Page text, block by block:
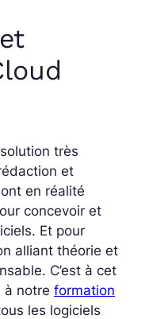
très
et
en réalité
concevoir et
Et pour
alliant théorie et
C’est à cet
à notre formation
les logiciels